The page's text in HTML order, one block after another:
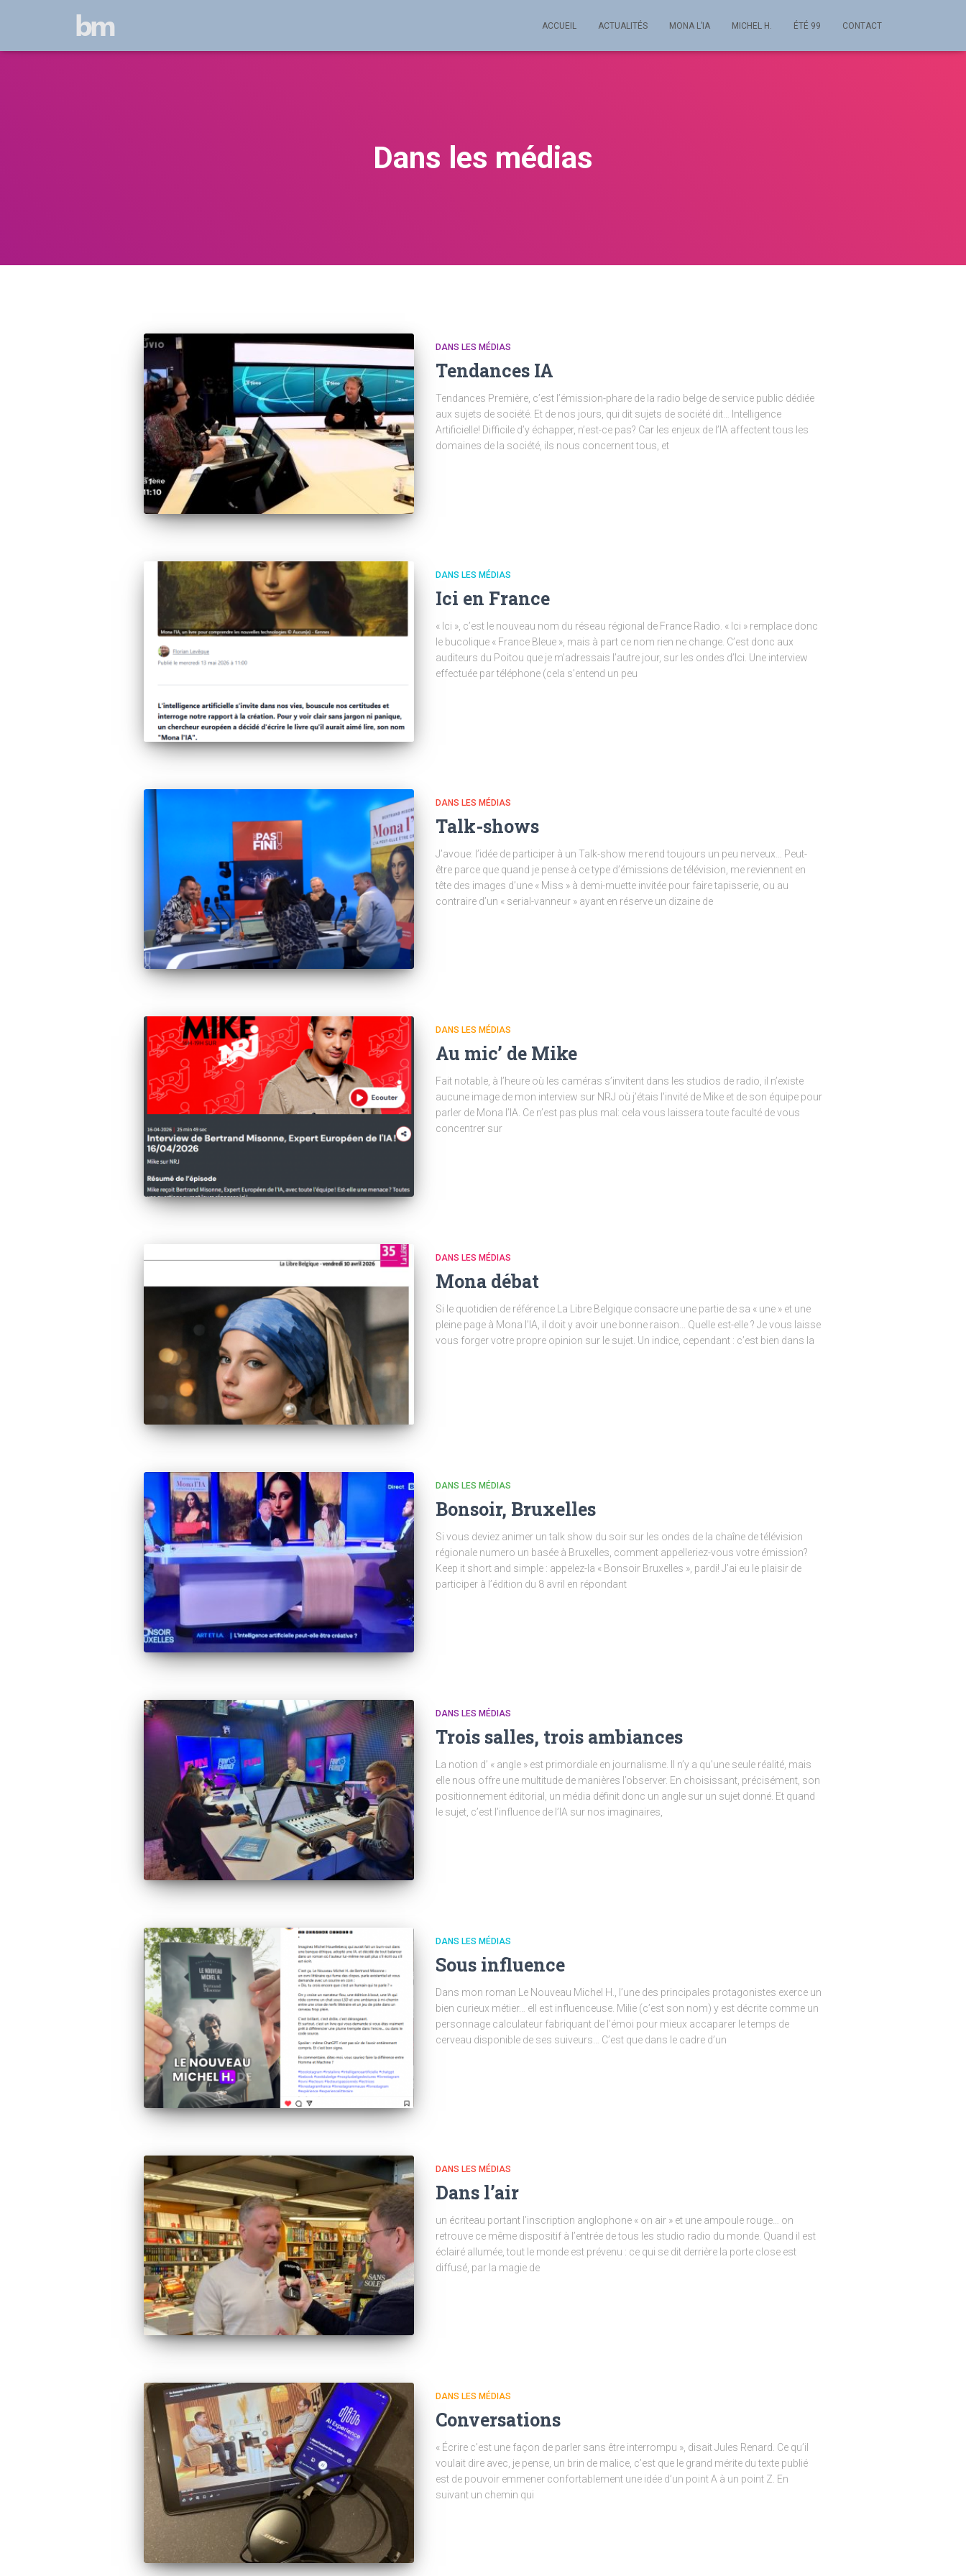
ACCUEIL ACTUALITÉS MONA L’IA MICHEL H. ÉTÉ 99 CONTACT
Dans les médias
DANS LES MÉDIAS
Tendances IA
Tendances Première, c’est l’émission-phare de la radio belge de service public dédiée
aux sujets de société. Et de nos jours, qui dit sujets de société dit… Intelligence
Artificielle! Difficile d’y échapper, n’est-ce pas? Car les enjeux de l’IA affectent tous les
domaines de la société, ils nous concernent tous, et
DANS LES MÉDIAS
Ici en France
« Ici », c’est le nouveau nom du réseau régional de France Radio. « Ici » remplace donc
le bucolique « France Bleue », mais à part ce nom rien ne change. C’est donc aux
auditeurs du Poitou que je m’adressais l’autre jour, sur les ondes d’Ici. Une interview
effectuée par téléphone (cela s’entend un peu
DANS LES MÉDIAS
Talk-shows
J’avoue: l’idée de participer à un Talk-show me rend toujours un peu nerveux… Peut-
être parce que quand je pense à ce type d’émissions de télévision, me reviennent en
tête des images d’une « Miss » à demi-muette invitée pour faire tapisserie, ou au
contraire d’un « serial-vanneur » ayant en réserve un dizaine de
DANS LES MÉDIAS
Au mic’ de Mike
Fait notable, à l’heure où les caméras s’invitent dans les studios de radio, il n’existe
aucune image de mon interview sur NRJ où j’étais l’invité de Mike et de son équipe pour
parler de Mona l’IA. Ce n’est pas plus mal: cela vous laissera toute faculté de vous
concentrer sur
DANS LES MÉDIAS
Mona débat
Si le quotidien de référence La Libre Belgique consacre une partie de sa « une » et une
pleine page à Mona l’IA, il doit y avoir une bonne raison… Quelle est-elle ? Je vous laisse
vous forger votre propre opinion sur le sujet. Un indice, cependant : c’est bien dans la
DANS LES MÉDIAS
Bonsoir, Bruxelles
Si vous deviez animer un talk show du soir sur les ondes de la chaîne de télévision
régionale numero un basée à Bruxelles, comment appelleriez-vous votre émission?
Keep it short and simple : appelez-la « Bonsoir Bruxelles », pardi! J’ai eu le plaisir de
participer à l’édition du 8 avril en répondant
DANS LES MÉDIAS
Trois salles, trois ambiances
La notion d’ « angle » est primordiale en journalisme. Il n’y a qu’une seule réalité, mais
elle nous offre une multitude de manières l’observer. En choisissant, précisément, son
positionnement éditorial, un média définit donc un angle sur un sujet donné. Et quand
le sujet, c’est l’influence de l’IA sur nos imaginaires,
DANS LES MÉDIAS
Sous influence
Dans mon roman Le Nouveau Michel H., l’une des principales protagonistes exerce un
bien curieux métier… ell est influenceuse. Milie (c’est son nom) y est décrite comme un
personnage calculateur fabriquant de l’émoi pour mieux accaparer le temps de
cerveau disponible de ses suiveurs… C’est que dans le cadre d’un
DANS LES MÉDIAS
Dans l’air
un écriteau portant l’inscription anglophone « on air » et une ampoule rouge… on
retrouve ce même dispositif à l’entrée de tous les studio radio du monde. Quand il est
éclairé allumée, tout le monde est prévenu : ce qui se dit derrière la porte close est
diffusé, par la magie de
DANS LES MÉDIAS
Conversations
« Écrire c’est une façon de parler sans être interrompu », disait Jules Renard. Ce qu’il
voulait dire avec, je pense, un brin de malice, c’est que le grand mérite du texte publié
est de pouvoir emmener confortablement une idée d’un point A à un point Z. En
suivant un chemin qui